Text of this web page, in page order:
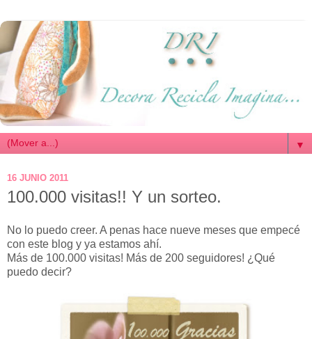
▼
16 JUNIO 2011
100.000 visitas!! Y un sorteo.
No lo puedo creer. A penas hace nueve meses que empecé
con este blog y ya estamos ahí.
Más de 100.000 visitas! Más de 200 seguidores! ¿Qué
puedo decir?